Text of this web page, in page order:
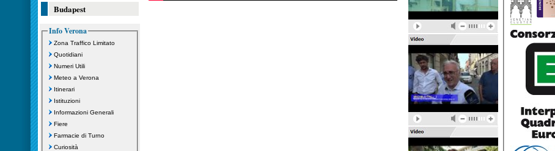
Budapest
Info Verona
Zona Traffico Limitato
Quotidiani
Numeri Utili
Meteo a Verona
Itinerari
Istituzioni
Informazioni Generali
Fiere
Farmacie di Turno
Curiosità